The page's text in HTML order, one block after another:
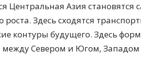
Центральная Азия
роста. Здесь сходятся
контуры будущего. Здесь
Севером и Югом, Западом